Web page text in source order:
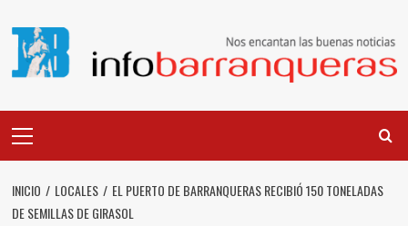
contenido
principal
INICIO LOCALES
EL PUERTO DE BARRANQUERAS RECIBIÓ 150 TONELADAS
DE SEMILLAS DE GIRASOL